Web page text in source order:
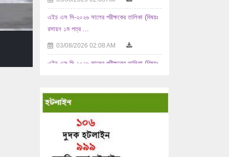
রসায়ন ১ম পত্র ...
এইচ এস সি-২০২৬ সালের পরীক্ষকের তালিকা (বিষয়ঃ
...
যুক্তিবিদ্যা ...
02/08/2026 10:08 AM
এইচ এস সি-২০২৬ সালের পরীক্ষকের তালিকা (বিষয়ঃ